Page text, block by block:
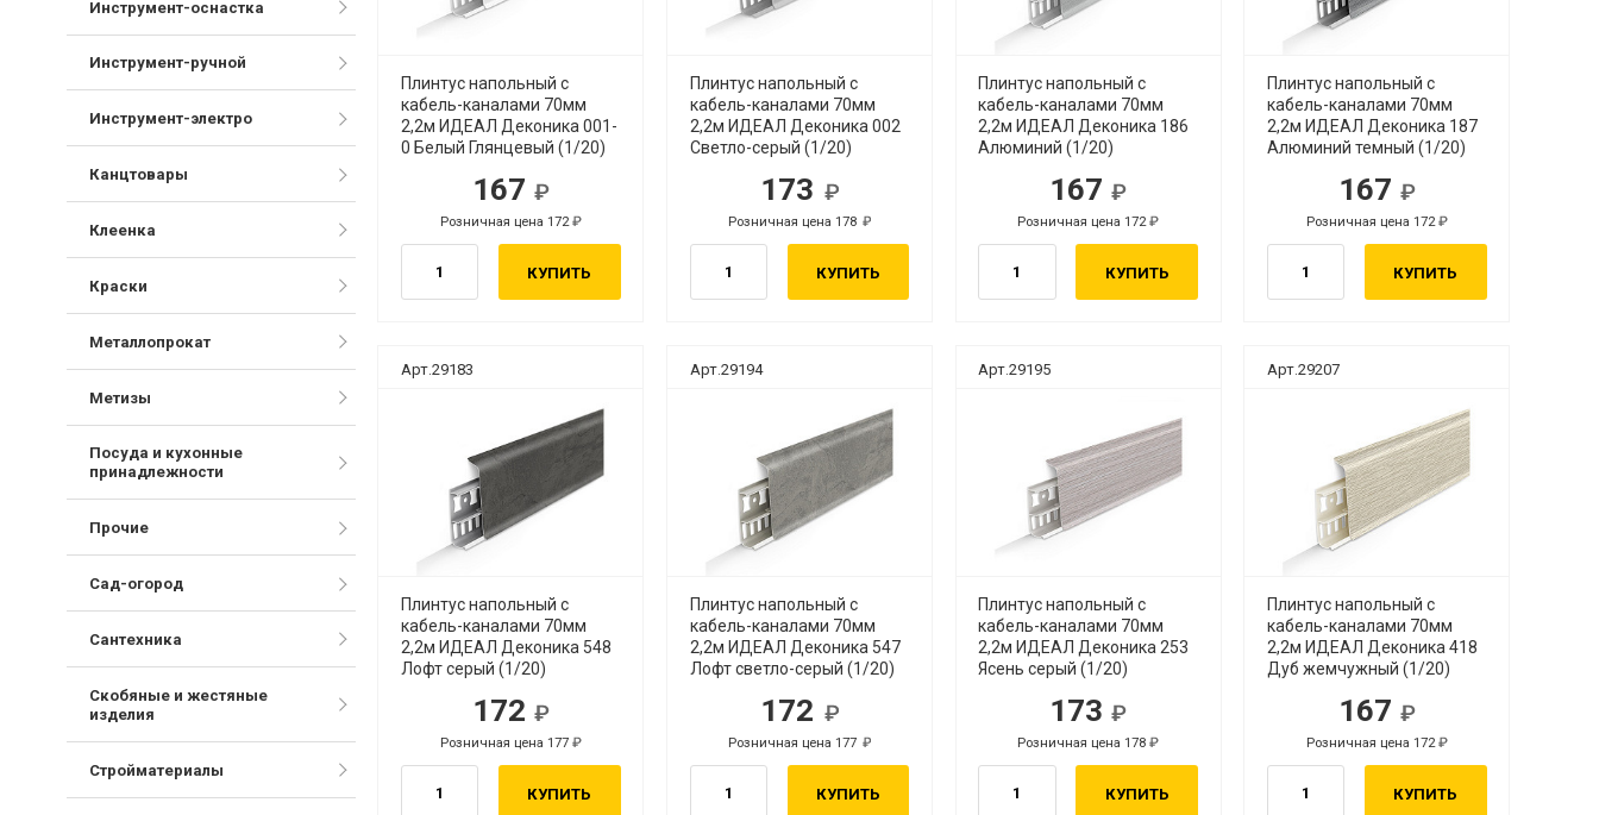
Плинтус напольный с
кабель-каналами 70мм
2,2м ИДЕАЛ Деконика 001-
0 Белый Глянцевый (1/20)
167
Розничная цена 172
КУПИТЬ
Плинтус напольный с
кабель-каналами 70мм
2,2м ИДЕАЛ Деконика 002
Светло-серый (1/20)
173
руб.
Розничная цена 178
КУПИТЬ
Плинтус напольный с
кабель-каналами 70мм
2,2м ИДЕАЛ Деконика 186
Алюминий (1/20)
167
руб.
Розничная цена 172
руб.
КУПИТЬ
Плинтус напольный с
кабель-каналами 70мм
2,2м ИДЕАЛ Деконика 187
Алюминий темный (1/20)
167
руб.
Розничная цена 172
руб.
КУПИТЬ
Арт.29183
Плинтус напольный с
кабель-каналами 70мм
2,2м ИДЕАЛ Деконика 548
Лофт серый (1/20)
172
Розничная цена 177
КУПИТЬ
Арт.29194
Плинтус напольный с
кабель-каналами 70мм
2,2м ИДЕАЛ Деконика 547
Лофт светло-серый (1/20)
172
Розничная цена 177
руб.
КУПИТЬ
Арт.29195
Плинтус напольный с
кабель-каналами 70мм
2,2м ИДЕАЛ Деконика 253
Ясень серый (1/20)
173
руб.
Розничная цена 178
руб.
КУПИТЬ
Арт.29207
Плинтус напольный с
кабель-каналами 70мм
2,2м ИДЕАЛ Деконика 418
Дуб жемчужный (1/20)
167
руб.
Розничная цена 172
руб.
КУПИТЬ
Инструмент-оснастка
Инструмент-ручной
Инструмент-электро
Канцтовары
Клеенка
Краски
Металлопрокат
Метизы
Посуда и кухонные
принадлежности
Прочие
Сад-огород
Сантехника
Скобяные и жестяные
изделия
Стройматериалы